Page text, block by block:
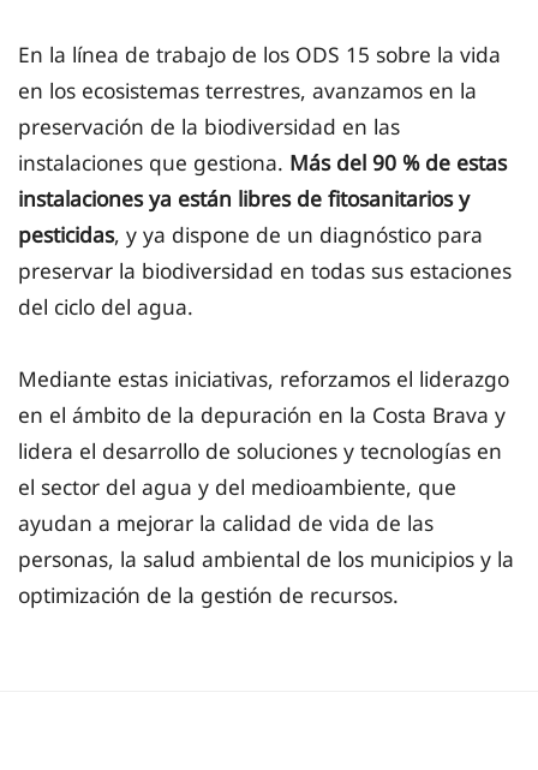
En la línea de trabajo de los ODS 15 sobre la vida
en los ecosistemas terrestres, avanzamos en la
preservación de la biodiversidad en las
instalaciones que gestiona. Más del 90 % de estas
instalaciones ya están libres de fitosanitarios y
pesticidas, y ya dispone de un diagnóstico para
preservar la biodiversidad en todas sus estaciones
del ciclo del agua.
Mediante estas iniciativas, reforzamos el liderazgo
en el ámbito de la depuración en la Costa Brava y
lidera el desarrollo de soluciones y tecnologías en
el sector del agua y del medioambiente, que
ayudan a mejorar la calidad de vida de las
personas, la salud ambiental de los municipios y la
optimización de la gestión de recursos.